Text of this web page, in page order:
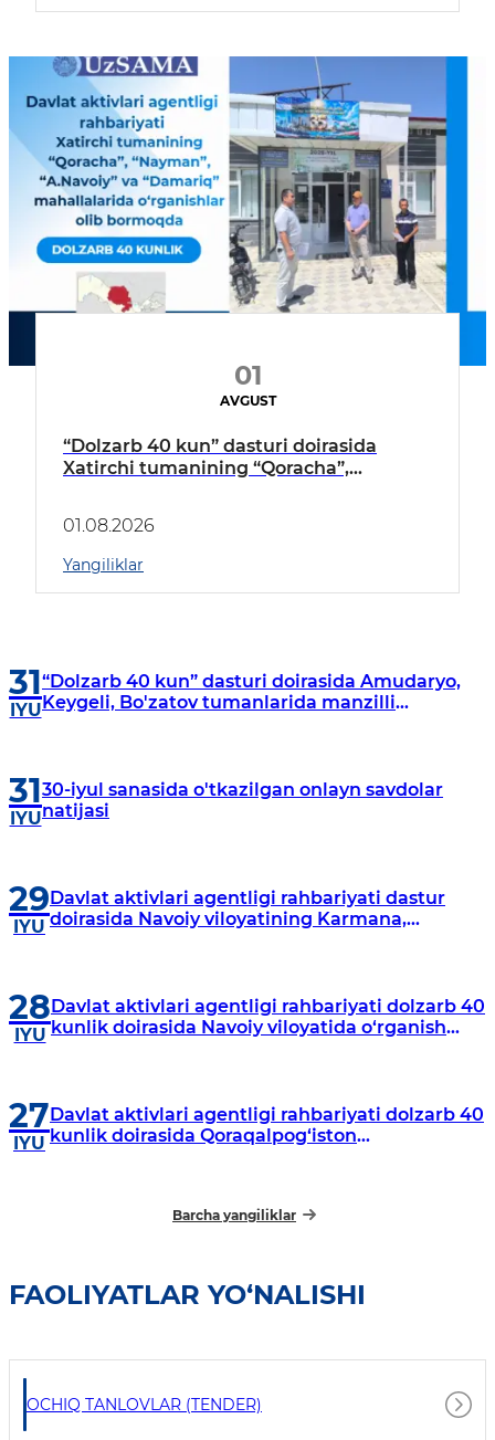
01
AVGUST
“Dolzarb 40 kun” dasturi doirasida
Xatirchi tumanining “Qoracha”,
borildi
01.08.2026
Yangiliklar
31
IYU
“Dolzarb 40 kun” dasturi doirasida Amudaryo,
Keygeli, Bo'zatov tumanlarida manzilli
31
IYU
30-iyul sanasida o'tkazilgan onlayn savdolar
natijasi
29
IYU
Davlat aktivlari agentligi rahbariyati dastur
doirasida Navoiy viloyatining Karmana,
28
IYU
Davlat aktivlari agentligi rahbariyati dolzarb 40
kunlik doirasida Navoiy viloyatida o‘rganish
27
IYU
Davlat aktivlari agentligi rahbariyati dolzarb 40
kunlik doirasida Qoraqalpog‘iston
Barcha yangiliklar
FAOLIYATLAR YO‘NALISHI
OCHIQ TANLOVLAR (TENDER)